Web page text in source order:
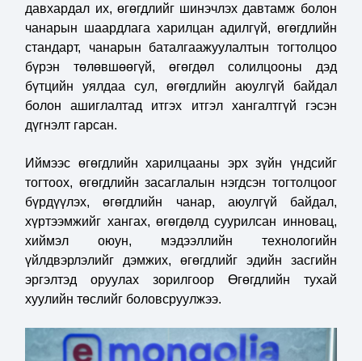
давхардал их, өгөгдлийг шинэчлэх давтамж болон
чанарын шаардлага харилцан адилгүй, өгөгдлийн
стандарт, чанарын баталгаажуулалтын тогтолцоо
бүрэн төлөвшөөгүй, өгөгдөл солилцооны дэд
бүтцийн уялдаа сул, өгөгдлийн аюулгүй байдал
болон ашиглалтад итгэх итгэл хангалтгүй гэсэн
дүгнэлт гарсан.
Иймээс өгөгдлийн харилцааны эрх зүйн үндсийг
тогтоох, өгөгдлийн засаглалын нэгдсэн тогтолцоог
бүрдүүлэх, өгөгдлийн чанар, аюулгүй байдал,
хүртээмжийг хангах, өгөгдөлд суурилсан инновац,
хиймэл оюун, мэдээллийн технологийн
үйлдвэрлэлийг дэмжих, өгөгдлийг эдийн засгийн
эргэлтэд оруулах зорилгоор Өгөгдлийн тухай
хуулийн төслийг боловсруулжээ.